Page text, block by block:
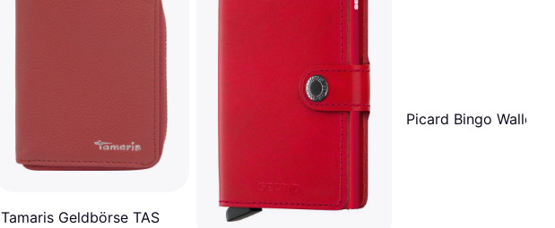
Tamaris Geldbörse TAS
Picard Bingo Wallet -